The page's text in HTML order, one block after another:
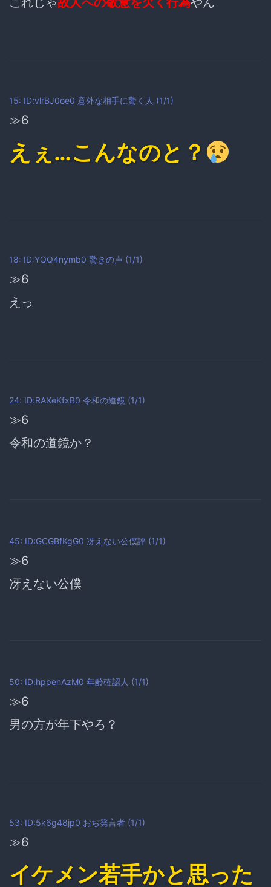
15: ID:vlrBJ0oe0 意外な相手に驚く人 (1/1)
≫6
えぇ…こんなのと？
18: ID:YQQ4nymb0 驚きの声 (1/1)
≫6
えっ
24: ID:RAXeKfxB0 令和の道鏡 (1/1)
≫6
令和の道鏡か？
45: ID:GCGBfKgG0 冴えない公僕評 (1/1)
≫6
冴えない公僕
50: ID:hppenAzM0 年齢確認人 (1/1)
≫6
男の方が年下やろ？
53: ID:5k6g48jp0 おぢ発言者 (1/1)
≫6
イケメン若手かと思った